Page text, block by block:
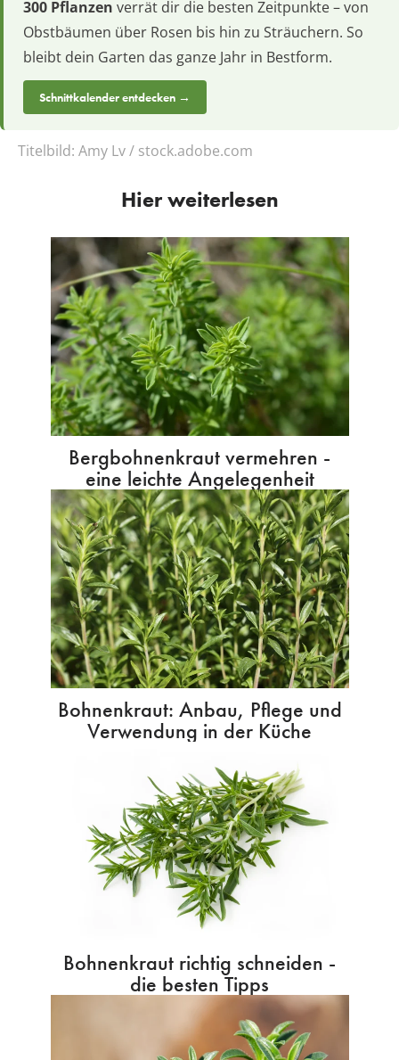
300 Pflanzen verrät dir die besten Zeitpunkte – von
Obstbäumen über Rosen bis hin zu Sträuchern. So
bleibt dein Garten das ganze Jahr in Bestform.
Schnittkalender entdecken →
Titelbild: Amy Lv / stock.adobe.com
Hier weiterlesen
Bergbohnenkraut vermehren -
eine leichte Angelegenheit
Bohnenkraut: Anbau, Pflege und
Verwendung in der Küche
Bohnenkraut richtig schneiden -
die besten Tipps